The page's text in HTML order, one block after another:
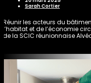
Sarah Cortier
Réunir les acteurs du
l’habitat et de l’économie
de la SCIC réunionnaise